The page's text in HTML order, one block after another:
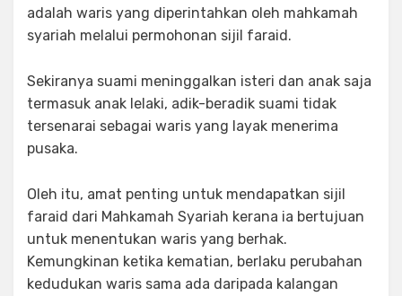
adalah waris yang diperintahkan oleh mahkamah
syariah melalui permohonan sijil faraid.
Sekiranya suami meninggalkan isteri dan anak saja
termasuk anak lelaki, adik-beradik suami tidak
tersenarai sebagai waris yang layak menerima
pusaka.
Oleh itu, amat penting untuk mendapatkan sijil
faraid dari Mahkamah Syariah kerana ia bertujuan
untuk menentukan waris yang berhak.
Kemungkinan ketika kematian, berlaku perubahan
kedudukan waris sama ada daripada kalangan